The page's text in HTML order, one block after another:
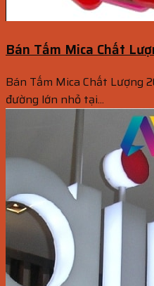
Bán Tấm Mica Chất
Bán Tấm Mica Chất Lượng
đường lớn nhỏ tại...